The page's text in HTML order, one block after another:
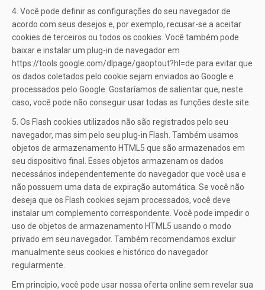
4. Você pode definir as configurações do seu navegador de
acordo com seus desejos e, por exemplo, recusar-se a aceitar
cookies de terceiros ou todos os cookies. Você também pode
baixar e instalar um plug-in de navegador em
https://tools.google.com/dlpage/gaoptout?hl=de para evitar que
os dados coletados pelo cookie sejam enviados ao Google e
processados ​​pelo Google. Gostaríamos de salientar que, neste
caso, você pode não conseguir usar todas as funções deste site.
5. Os Flash cookies utilizados não são registrados pelo seu
navegador, mas sim pelo seu plug-in Flash. Também usamos
objetos de armazenamento HTML5 que são armazenados em
seu dispositivo final. Esses objetos armazenam os dados
necessários independentemente do navegador que você usa e
não possuem uma data de expiração automática. Se você não
deseja que os Flash cookies sejam processados, você deve
instalar um complemento correspondente. Você pode impedir o
uso de objetos de armazenamento HTML5 usando o modo
privado em seu navegador. Também recomendamos excluir
manualmente seus cookies e histórico do navegador
regularmente.
Em princípio, você pode usar nossa oferta online sem revelar sua